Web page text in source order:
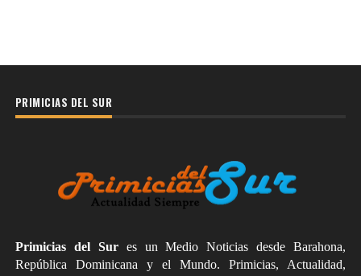
PRIMICIAS DEL SUR
Primicias del Sures un Medio Noticias desde Barahona,
República Dominicana y el Mundo. Primicias, Actualidad,